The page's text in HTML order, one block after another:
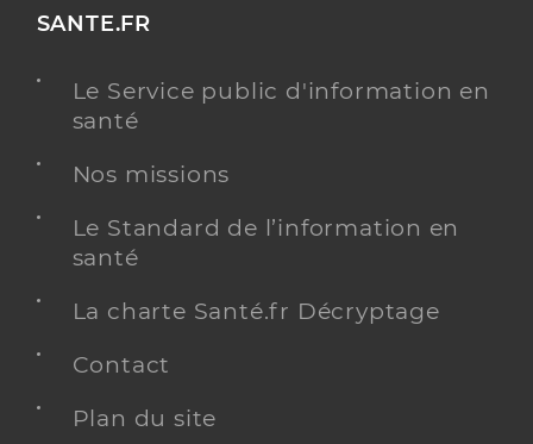
SANTE.FR
Le Service public d'information en
santé
Nos missions
Le Standard de l’information en
santé
La charte Santé.fr Décryptage
Contact
Plan du site